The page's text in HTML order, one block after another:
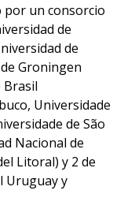
por un consorcio
de
de
Groningen
Brasil
Universidade
de São
Nacional de
Litoral) y 2 de
Uruguay y